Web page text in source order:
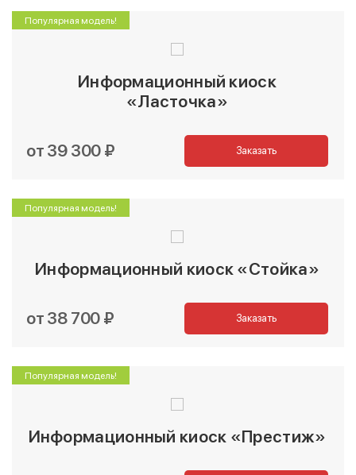
Популярная модель!
Информационный киоск
«Ласточка»
от 39 300 ₽ Заказать
Популярная модель!
Информационный киоск «Стойка»
от 38 700 ₽ Заказать
Популярная модель!
Информационный киоск «Престиж»